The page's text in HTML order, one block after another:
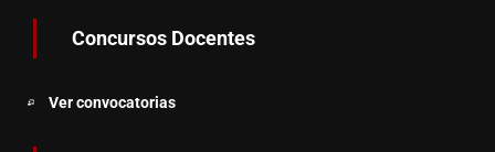
Concursos Docentes
Ver convocatorias